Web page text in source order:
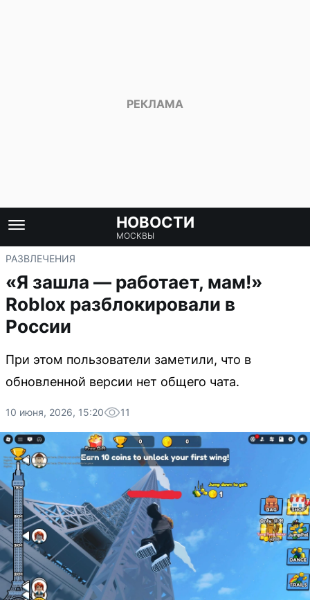
НОВОСТИ
МОСКВЫ
РАЗВЛЕЧЕНИЯ
«Я зашла — работает, мам!»
Roblox разблокировали в
России
При этом пользователи заметили, что в
обновленной версии нет общего чата.
10 июня, 2026, 15:20 11